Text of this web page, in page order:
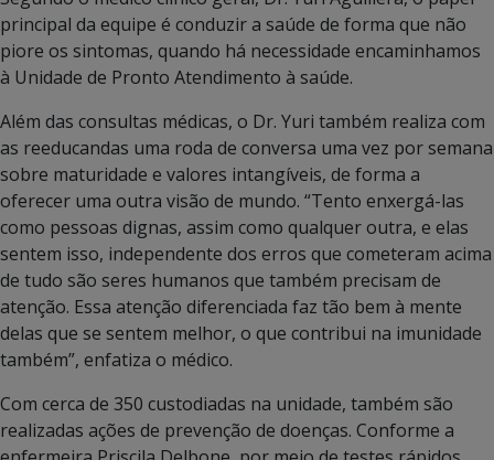
principal da equipe é conduzir a saúde de forma que não
piore os sintomas, quando há necessidade encaminhamos
à Unidade de Pronto Atendimento à saúde.
Além das consultas médicas, o Dr. Yuri também realiza com
as reeducandas uma roda de conversa uma vez por semana
sobre maturidade e valores intangíveis, de forma a
oferecer uma outra visão de mundo. “Tento enxergá-las
como pessoas dignas, assim como qualquer outra, e elas
sentem isso, independente dos erros que cometeram acima
de tudo são seres humanos que também precisam de
atenção. Essa atenção diferenciada faz tão bem à mente
delas que se sentem melhor, o que contribui na imunidade
também”, enfatiza o médico.
Com cerca de 350 custodiadas na unidade, também são
realizadas ações de prevenção de doenças. Conforme a